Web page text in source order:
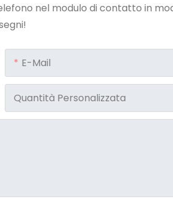
nel modulo di contatto in
E-Mail
Quantità Personalizzata